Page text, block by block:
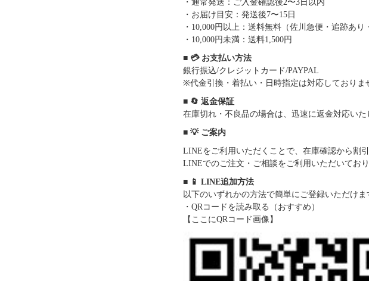
・通常発送：ご入金確認後2〜3日以内
・お届け目安：発送後7〜15日
・10,000円以上：送料無料（佐川急便・追跡あり
・10,000円未満：送料1,500円
■ 💳 お支払い方法
銀行振込/クレジットカード/PAYPAL
※代金引換・着払い・日時指定は対応しておりま
■ 🔄 返金保証
在庫切れ・不良品の場合は、迅速に返金対応いた
■ 💡 ご案内
LINEをご利用いただくことで、在庫確認から割
LINEでのご注文・ご相談をご利用いただいており
■ 📱 LINE追加方法
以下のいずれかの方法で簡単にご登録いただけま
・QRコードを読み取る（おすすめ）
【ここにQRコード画像】